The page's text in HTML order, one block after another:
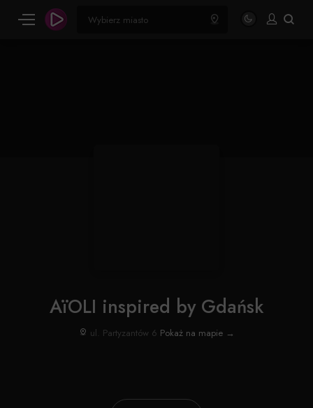
AïOLI inspired by Gdańsk
ul. Partyzantów 6 Pokaż na mapie →